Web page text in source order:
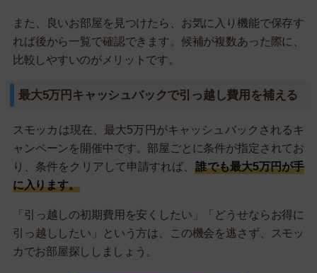
また、良いお部屋を見つけたら、お気に入り機能で保存す
れば後から一覧で確認できます。候補が複数あった際に、
比較しやすいのがメリットです。
最大5万円キャッシュバックで引っ越し費用を補える
スモッカは現在、最大5万円がキャッシュバックされるキ
ャンペーンを開催中です。部屋ごとに条件が指定されてお
り、条件をクリアして申請すれば、誰でも最大5万円が手
に入ります。
「引っ越しの初期費用を安くしたい」「どうせならお得に
引っ越ししたい」という方は、この機会を逃さず、スモッ
カでお部屋探ししましょう。